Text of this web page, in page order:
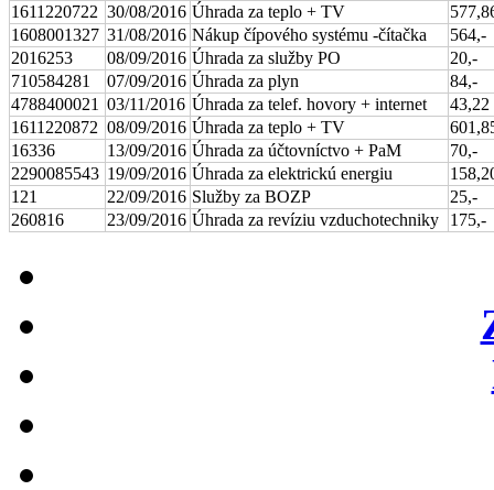
1611220722 30/08/2016 Úhrada za teplo + TV
1608001327 31/08/2016 Nákup čípového systému -čítačka
564,-
2016253
08/09/2016 Úhrada za služby PO
20,-
710584281
07/09/2016 Úhrada za plyn
84,-
4788400021 03/11/2016 Úhrada za telef. hovory + internet
43,22
1611220872 08/09/2016 Úhrada za teplo + TV
16336
13/09/2016 Úhrada za účtovníctvo + PaM
70,-
2290085543 19/09/2016 Úhrada za elektrickú energiu
121
22/09/2016 Služby za BOZP
25,-
260816
23/09/2016 Úhrada za revíziu vzduchotechniky 175,-